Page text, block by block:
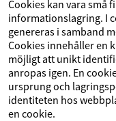
Cookies kan vara små
informationslagring. I
genereras i samband
Cookies innehåller en
möjligt att unikt
anropas igen. En
ursprung och
identiteten hos
en cookie.